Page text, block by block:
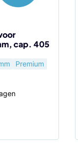
cap. 405
Premium